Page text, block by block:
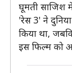
घूमती साजिश
'रेस 3' ने
किया था,
इस फिल्म को